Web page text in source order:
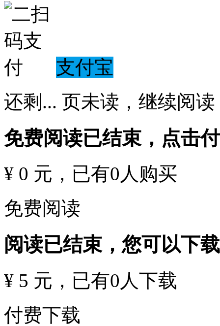
支付宝
还剩 ... 页未读， 继续阅读
免费阅读已结束，点击
¥ 0 元 ，已有0 人购买
免费阅读
阅读已结束，您可以下
¥ 5 元 ，已有0 人下载
付费下载